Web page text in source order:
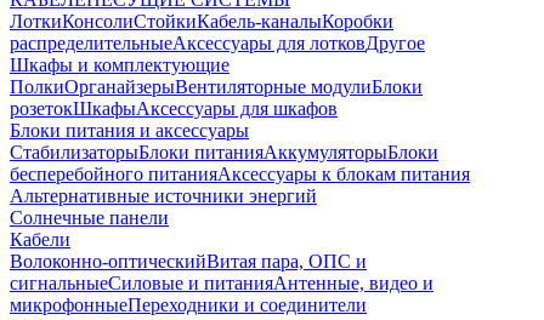
ЛоткиКонсолиСтойкиКабель-каналыКоробки
распределительныеАксессуары для лотковДругое
Шкафы и комплектующие
ПолкиОрганайзерыВентиляторные модулиБлоки
розетокШкафыАксессуары для шкафов
Блоки питания и аксессуары
СтабилизаторыБлоки питанияАккумуляторыБлоки
бесперебойного питанияАксессуары к блокам питания
Альтернативные источники энергий
Солнечные панели
Кабели
Волоконно-оптическийВитая пара, ОПС и
сигнальныеСиловые и питанияАнтенные, видео и
микрофонныеПереходники и соединители